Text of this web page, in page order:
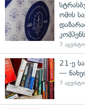
ომის
7
21-ე
—
7